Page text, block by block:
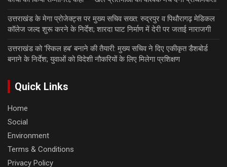
उत्तराखंड के मेगा प्रोजेक्ट्स पर मुख्य सचिव सख्त: रुद्रपुर व पिथौरागढ़ मेडिकल
कॉलेज जल्द शुरू करने के निर्देश; शारदा घाट निर्माण में देरी पर जताई नाराजगी
उत्तराखंड को ‘स्किल हब’ बनाने की तैयारी: मुख्य सचिव ने दिए एकीकृत डैशबोर्ड
बनाने के निर्देश; युवाओं को विदेशी नौकरियों के लिए मिलेगा प्रशिक्षण
Quick Links
Home
Social
Environment
Terms & Conditions
Privacy Policy